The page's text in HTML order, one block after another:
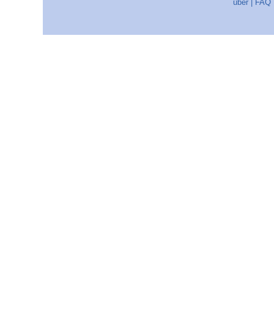
über FAQ